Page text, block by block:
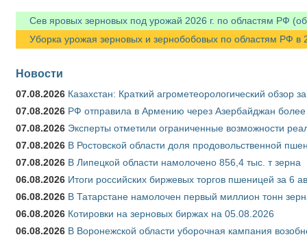
Сев яровых зерновых под урожай 2026 г. по областям РФ
Уборка урожая зерновых и зернобобовых по областям РФ в
Новости
07.08.2026 Казахстан: Краткий агрометеорологический обзор
07.08.2026 РФ отправила в Армению через Азербайджан более
07.08.2026 Эксперты отметили ограниченные возможности
07.08.2026 В Ростовской области доля продовольственной
07.08.2026 В Липецкой области намолочено 856,4 тыс. т зерна
06.08.2026 Итоги российских биржевых торгов пшеницей за 6
06.08.2026 В Татарстане намолочен первый миллион тонн
06.08.2026 Котировки на зерновых биржах на 05.08.2026
06.08.2026 В Воронежской области уборочная кампания